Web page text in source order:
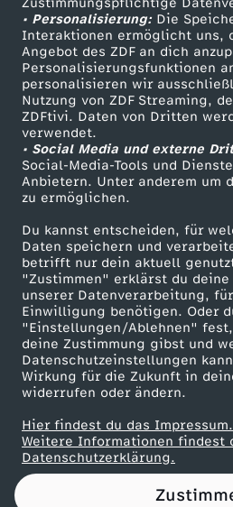
Zustimmungspflichtige
• Personalisierung:Die
Interaktionen ermöglicht uns,
Angebot des ZDF an dich
Personalisierungsfunktionen
personalisieren wir
Nutzung von ZDF Streaming,
ZDFtivi. Daten von Dritten
verwendet.
• Social Media und externe
Social-Media-Tools und
Anbietern. Unter anderem um
zu ermöglichen.
Du kannst entscheiden, für
Daten speichern und
betrifft nur dein aktuell
"Zustimmen" erklärst du deine
unserer Datenverarbeitung,
Einwilligung benötigen. Oder
"Einstellungen/Ablehnen"
deine Zustimmung gibst und
Datenschutzeinstellungen
Wirkung für die Zukunft in
widerrufen oder ändern.
Hier findest du das Impressum.
Weitere Informationen findest
Datenschutzerklärung.
e
K
r
o
p
p
z
u
r
V
e
Livestreams
Sendungen A-Z
TV-Programm
ZDF Unternehmen
Karriere
ZDF goes Schule
Werbefernsehen
Mainzelmännchen
Partner